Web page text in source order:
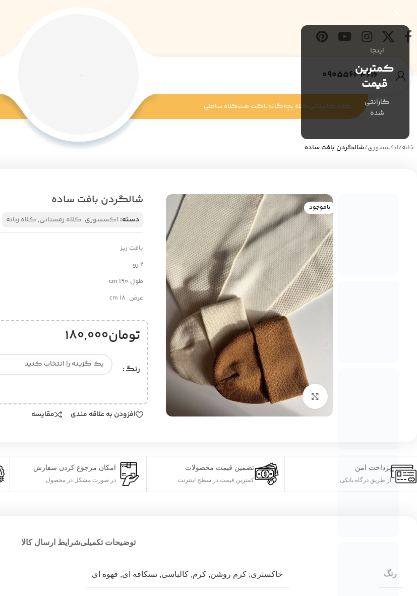
اینجا
کمترین
قیمت
گارانتی
شده
09055634616
کلاه کاپیتانیکلاه بچه‌گانهباکت هتکلاه ساحلی
خانه/اکسسوری/شالگردن بافت ساده
ناموجود
بزرگنمایی تصویر
شالگردن بافت ساده
دسته: اکسسوری, کلاه زمستانی, کلاه زنانه
بافت ریز
2 رو
طول:190 cm
عرض: 18 cm
تومان180,000
رنگ
افزودن به علاقه مندی مقایسه
پرداخت امن
از طریق درگاه بانکی
تضمین قیمت محصولات
کمترین قیمت در سطح اینترنت
امکان مرجوع کردن سفارش
در صورت مشکل در محصول
توضیحات تکمیلیشرایط ارسال کالا
رنگ خاکستری, کرم روشن, کرم, کالباسی, نسکافه ای, قهوه ای